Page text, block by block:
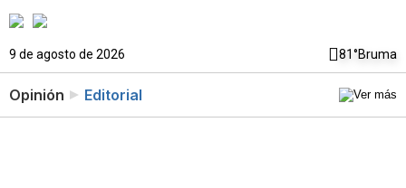
9 de agosto de 2026 81°Bruma
Opinión Editorial